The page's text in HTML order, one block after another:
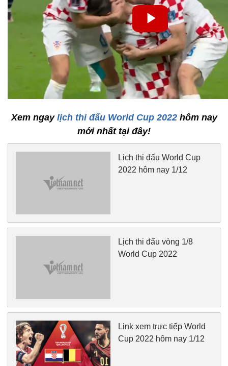
Xem ngay lịch thi đấu World Cup 2022hôm nay
mới nhất tại đây!
Lịch thi đấu World Cup
2022 hôm nay 1/12
Lịch thi đấu vòng 1/8
World Cup 2022
Link xem trực tiếp World
Cup 2022 hôm nay 1/12